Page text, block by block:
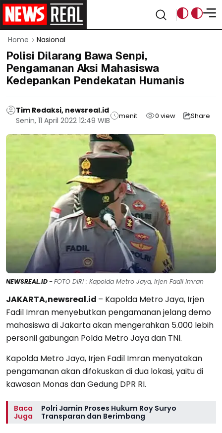
Home Nasional
Polisi Dilarang Bawa Senpi,
Pengamanan Aksi Mahasiswa
Kedepankan Pendekatan Humanis
Tim Redaksi, newsreal.id
Senin, 11 April 2022 12:49 WIB
menit 0 view Share
NEWSREAL.ID -FOTO DIRI : Kapolda Metro Jaya, Irjen Fadil Imran
JAKARTA,newsreal.id – Kapolda Metro Jaya, Irjen
Fadil Imran menyebutkan pengamanan jelang demo
mahasiswa di Jakarta akan mengerahkan 5.000 lebih
personil gabungan Polda Metro Jaya dan TNI.
Kapolda Metro Jaya, Irjen Fadil Imran menyatakan
pengamanan akan difokuskan di dua lokasi, yaitu di
kawasan Monas dan Gedung DPR RI.
Baca
Juga
Polri Jamin Proses Hukum Roy Suryo
Transparan dan Berimbang